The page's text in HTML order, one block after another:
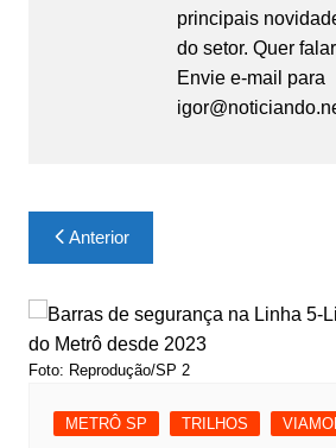
principais
do setor. Quer
Envie e-mail para
Navegação
de
Post
Anterior
Foto: Reprodução/SP 2
METRÔ SP TRILHOS